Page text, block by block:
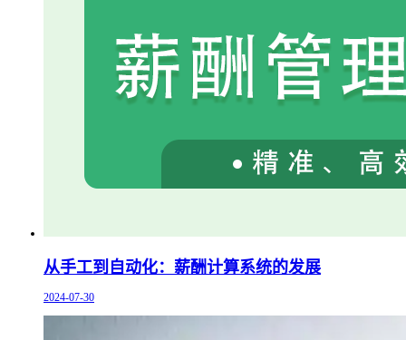
从手工到自动化：薪酬计算系统的发展
2024-07-30